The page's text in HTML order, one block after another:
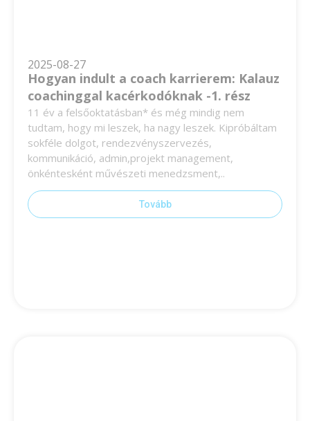
2025-08-27
Hogyan indult a coach karrierem: Kalauz
coachinggal kacérkodóknak -1. rész
11 év a felsőoktatásban* és még mindig nem
tudtam, hogy mi leszek, ha nagy leszek. Kipróbáltam
sokféle dolgot, rendezvényszervezés,
kommunikáció, admin,projekt management,
önkéntesként művészeti menedzsment,..
Tovább